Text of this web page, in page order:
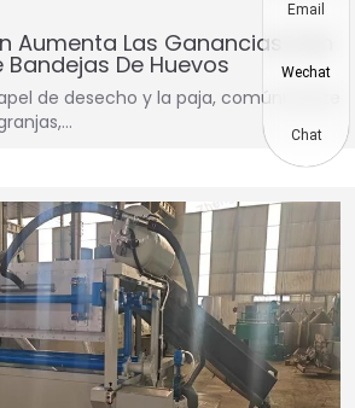
Aumenta Las Ganancias Con
Bandejas De Huevos
de desecho y la paja, comúnmente
Email
Wechat
Chat